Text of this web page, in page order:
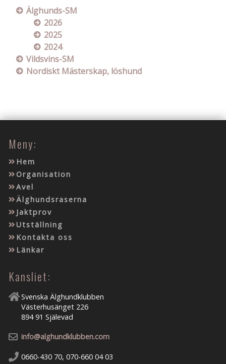
Älghunds-SM
2026
2025
2024
Vildsvins-SM
Nordiskt Mästerskap, löshund
Meny:
Hem
Organisation
Avel
Älghundsraserna
Jaktprov
Utställning
Kontakta oss
Länkar
Kansliet:
Svenska Älghundklubben
Västerhusänget 226
894 91 Själevad
info@alghundklubben.com
0660-430 70, 070-660 04 03